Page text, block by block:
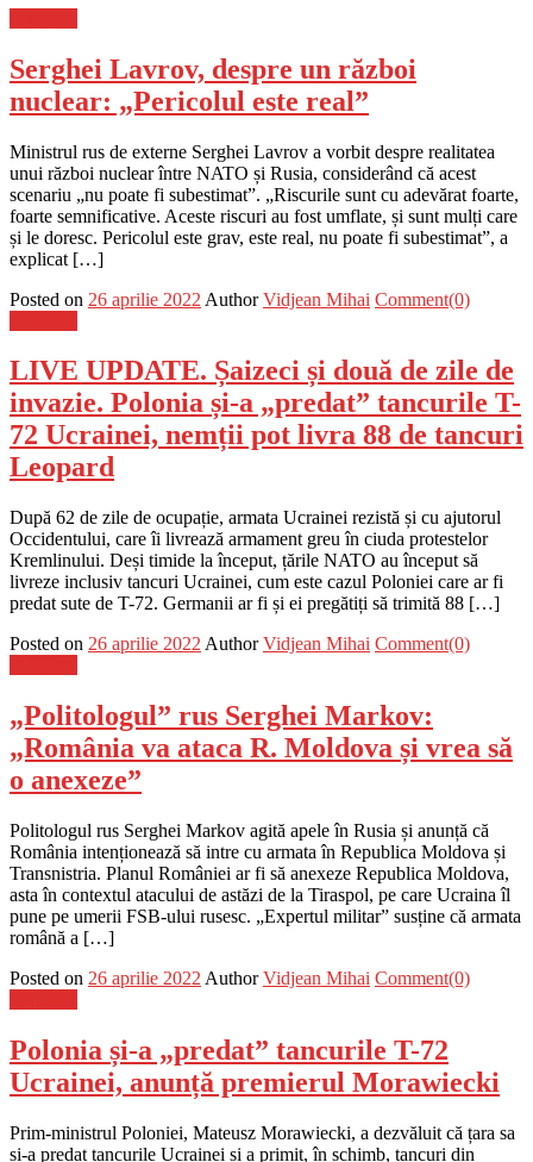
Serghei Lavrov, despre un război
nuclear: „Pericolul este real”
Ministrul rus de externe Serghei Lavrov a vorbit despre realitatea
unui război nuclear între NATO și Rusia, considerând că acest
scenariu „nu poate fi subestimat”. „Riscurile sunt cu adevărat foarte,
foarte semnificative. Aceste riscuri au fost umflate, și sunt mulți care
și le doresc. Pericolul este grav, este real, nu poate fi subestimat”, a
explicat […]
Posted on 26 aprilie 2022 Author Vidjean Mihai Comment(0)
LIVE UPDATE. Șaizeci și două de zile de
invazie. Polonia și-a „predat” tancurile T-
72 Ucrainei, nemții pot livra 88 de tancuri
Leopard
După 62 de zile de ocupație, armata Ucrainei rezistă și cu ajutorul
Occidentului, care îi livrează armament greu în ciuda protestelor
Kremlinului. Deși timide la început, țările NATO au început să
livreze inclusiv tancuri Ucrainei, cum este cazul Poloniei care ar fi
predat sute de T-72. Germanii ar fi și ei pregătiți să trimită 88 […]
Posted on 26 aprilie 2022 Author Vidjean Mihai Comment(0)
„Politologul” rus Serghei Markov:
„România va ataca R. Moldova și vrea să
o anexeze”
Politologul rus Serghei Markov agită apele în Rusia și anunță că
România intenționează să intre cu armata în Republica Moldova și
Transnistria. Planul României ar fi să anexeze Republica Moldova,
asta în contextul atacului de astăzi de la Tiraspol, pe care Ucraina îl
pune pe umerii FSB-ului rusesc. „Expertul militar” susține că armata
română a […]
Posted on 26 aprilie 2022 Author Vidjean Mihai Comment(0)
Polonia și-a „predat” tancurile T-72
Ucrainei, anunță premierul Morawiecki
Prim-ministrul Poloniei, Mateusz Morawiecki, a dezvăluit că țara sa
și-a predat tancurile Ucrainei și a primit, în schimb, tancuri din